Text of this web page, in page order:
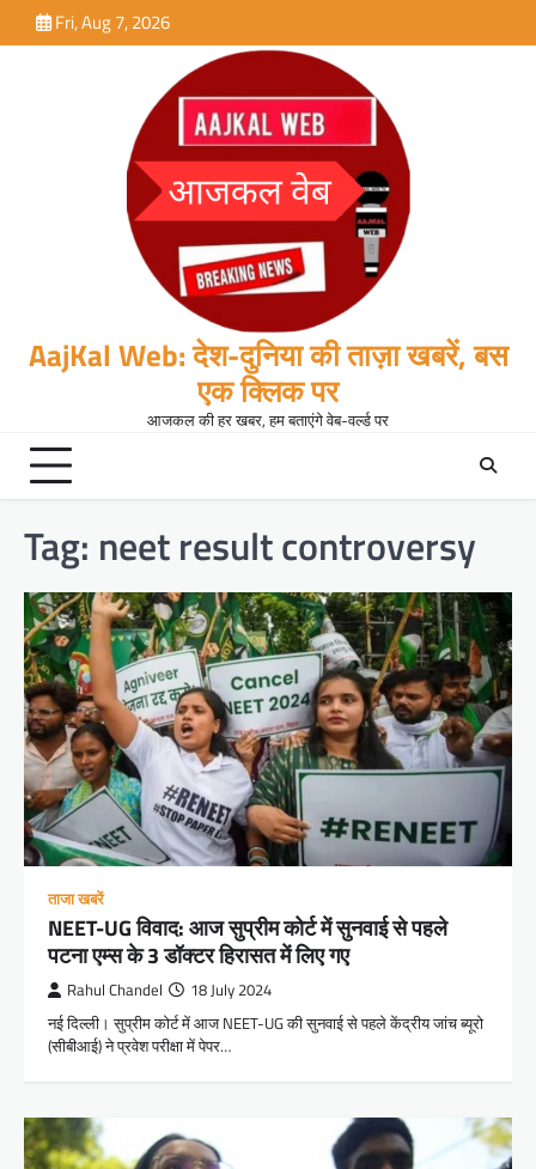
to
Fri, Aug 7, 2026
AajKal Web: देश-दुनिया की ताज़ा खबरें, बस
एक क्लिक पर
आजकल की हर खबर, हम बताएंगे वेब-वर्ल्ड पर
Tag: neet result controversy
ताजा खबरें
NEET-UG विवाद: आज सुप्रीम कोर्ट में सुनवाई से पहले
पटना एम्स के 3 डॉक्टर हिरासत में लिए गए
Rahul Chandel 18 July 2024
नई दिल्ली। सुप्रीम कोर्ट में आज NEET-UG की सुनवाई से पहले केंद्रीय जांच ब्यूरो
(सीबीआई) ने प्रवेश परीक्षा में पेपर…